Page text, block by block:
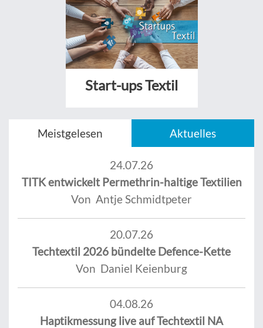
Start-ups Textil
Meistgelesen Aktuelles
24.07.26
TITK entwickelt Permethrin-haltige Textilien
Von Antje Schmidtpeter
20.07.26
Techtextil 2026 bündelte Defence-Kette
Von Daniel Keienburg
04.08.26
Haptikmessung live auf Techtextil NA